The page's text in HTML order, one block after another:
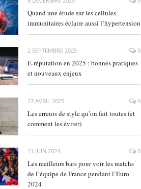
Quand une étude sur les cellules
immunitaires éclaire aussi l’hypertension
2 SEPTEMBRE 2025 0
E‑réputation en 2025 : bonnes pratiques
et nouveaux enjeux
27 AVRIL 2025 0
Les erreurs de style qu’on fait toutes (et
comment les éviter)
11 JUIN 2024 0
Les meilleurs bars pour voir les matchs
de l’équipe de France pendant l’Euro
2024